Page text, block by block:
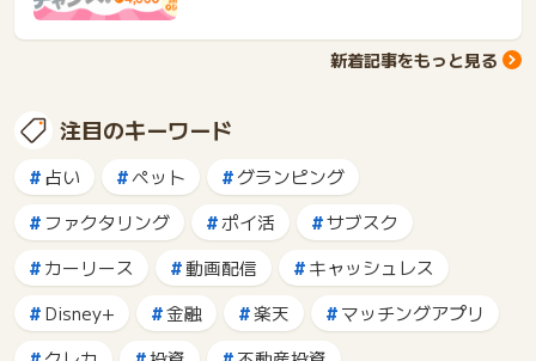
新着記事をもっと見る
注目のキーワード
占い ペット
グランピング
ファクタリング
ポイ活
サブスク
カーリース
動画配信
キャッシュレス
Disney+
金融 楽天
マッチングアプリ